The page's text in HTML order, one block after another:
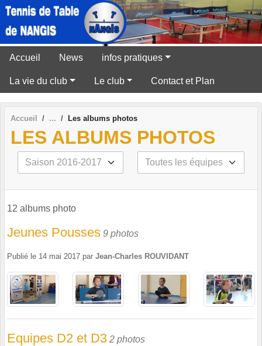
Accueil News infos pratiques
La vie du club Le club Contact et Plan
Accueil Les albums photos
LES ALBUMS PHOTOS
12 albums photo
Jeunes Pousses 9 photos
Publié le 14 mai 2017 par Jean-Charles ROUVIDANT
Equipes D2 et D3 2 photos
Panneau de gestion des cookies